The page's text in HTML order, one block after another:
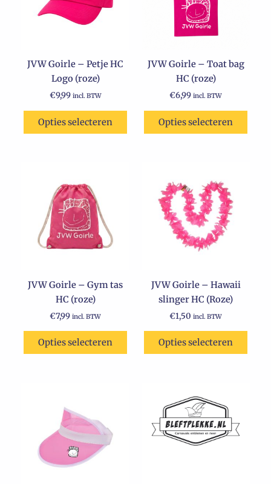
JVW Goirle – Petje HC
Logo (roze)
€9,99 incl. BTW
Opties selecteren
variaties.
Deze
gekozen
worden
op
productpagina
JVW Goirle – Toat bag
HC (roze)
€6,99 incl. BTW
Opties selecteren
JVW Goirle – Gym tas
HC (roze)
€7,99 incl. BTW
Opties selecteren
JVW Goirle – Hawaii
slinger HC (Roze)
€1,50 incl. BTW
Opties selecteren